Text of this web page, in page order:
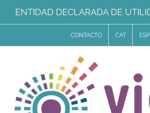
Saltar
al
ENTIDAD DECLARADA DE
CONTACTO CAT ESP